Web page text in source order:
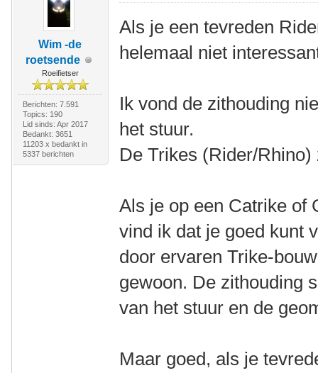
Wim -de
roetsende
Roeifietser
Berichten: 7.591
Topics: 190
Lid sinds: Apr 2017
Bedankt: 3651
11203 x bedankt in
5337 berichten
Als je een tevreden
helemaal niet
Ik vond de zithouding
het stuur.
De Trikes (Rider/
Als je op een Catrike of
vind ik dat je goed kunt
door ervaren Trike-
gewoon. De zithouding
van het stuur en de
Maar goed, als je